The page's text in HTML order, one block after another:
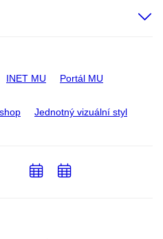
INET MU Portál MU
Jednotný vizuální styl
PřidatPřidat